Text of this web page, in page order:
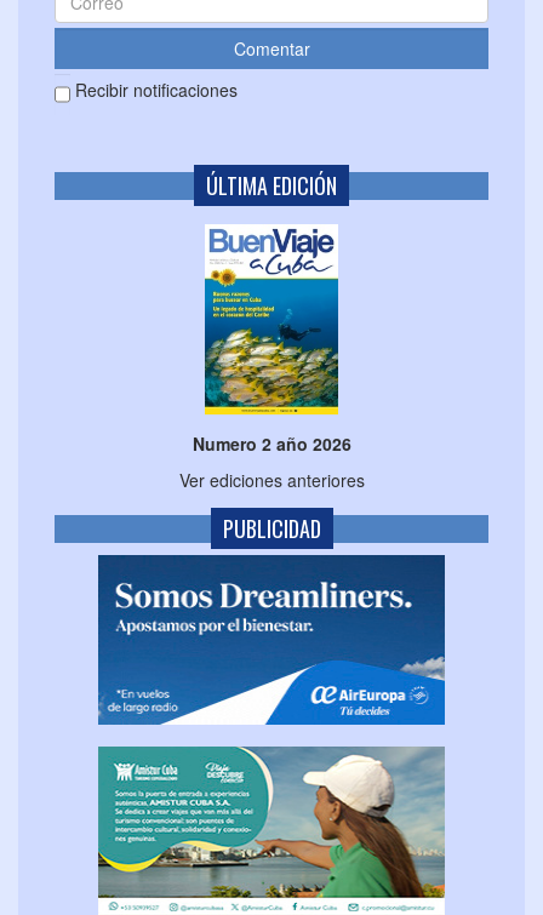
Recibir notificaciones
ÚLTIMA EDICIÓN
Numero 2 año 2026
Ver ediciones anteriores
PUBLICIDAD